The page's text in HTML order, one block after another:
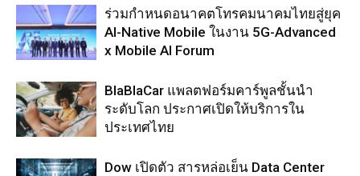
ร่วมกำหนดอนาคตโทรคมนาคมไทยสู่ยุค
AI-Native Mobile ในงาน 5G-Advanced
x Mobile AI Forum
BlaBlaCar แพลตฟอร์มคาร์พูลชั้นนำ
ระดับโลก ประกาศเปิดให้บริการใน
ประเทศไทย
Dow เปิดตัว สารหล่อเย็น Data Center